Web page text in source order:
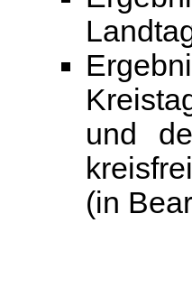
und
(in